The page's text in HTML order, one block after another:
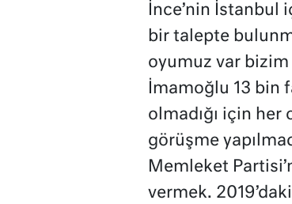
İnce’nin İstanbul
bir talepte
oyumuz var bizim
İmamoğlu 13 bin
olmadığı için
görüşme
Memleket
vermek.